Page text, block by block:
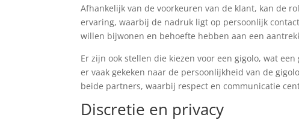
Afhankelijk van de voorkeuren van de klant, kan de
ervaring, waarbij de nadruk ligt op persoonlijk
willen bijwonen en behoefte hebben aan een
Er zijn ook stellen die kiezen voor een gigolo, wat
er vaak gekeken naar de persoonlijkheid van de
beide partners, waarbij respect en communicatie
Discretie en privacy